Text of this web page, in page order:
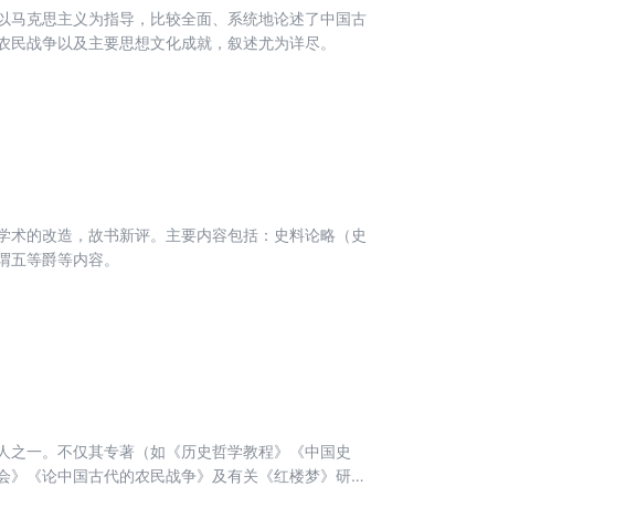
克思主义为指导，比较全面、系统地论述了中国古
战争以及主要思想文化成就，叙述尤为详尽。
的改造，故书新评。主要内容包括：史料论略（史
等爵等内容。
一。不仅其专著（如《历史哲学教程》《中国史
《论中国古代的农民战争》及有关《红楼梦》研